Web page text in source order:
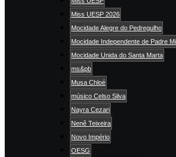
Miss UESP 2026
Mocidade Alegre do Pedregulho
Mocidade Independente de Padre
Mocidade Unida do Santa Marta
ms&pb
Musa Chloé
músico Celso Silva
Nayra Cezari
Nenê Teixeira
Novo Império
OESG